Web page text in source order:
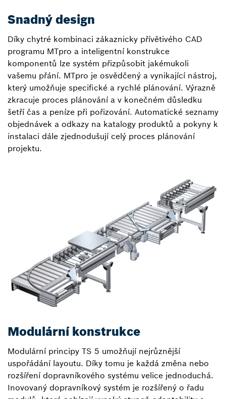
Snadný design
Díky chytré kombinaci zákaznicky přívětivého CAD
programu MTpro a inteligentní konstrukce
komponentů lze systém přizpůsobit jakémukoli
vašemu přání. MTpro je osvědčený a vynikající nástroj,
který umožňuje specifické a rychlé plánování. Výrazně
zkracuje proces plánování a v konečném důsledku
šetří čas a peníze při pořizování. Automatické seznamy
objednávek a odkazy na katalogy produktů a pokyny k
instalaci dále zjednodušují celý proces plánování
projektu.
Modulární konstrukce
Modulární principy TS 5 umožňují nejrůznější
uspořádání layoutu. Díky tomu je každá změna nebo
rozšíření dopravníkového systému velice jednoduchá.
Inovovaný dopravníkový systém je rozšířený o řadu